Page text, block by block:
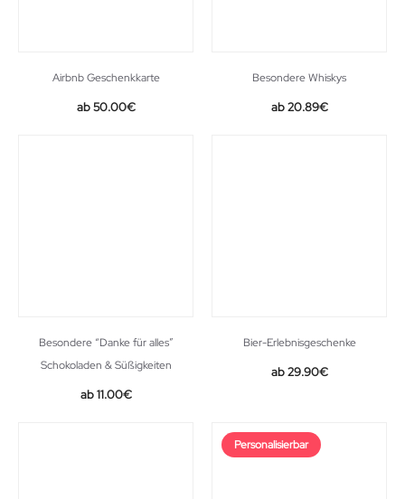
Airbnb Geschenkkarte
50.00€
Besondere Whiskys
Original
20.89€Current
Besondere “Danke für alles”
Schokoladen & Süßigkeiten
Original
11.00€Current
Bier-Erlebnisgeschenke
29.90€
Personalisierbar